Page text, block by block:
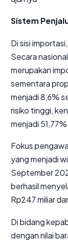
Sistem
Di sisi
Secara
merupakan
sementara
menjadi 8,6%
risiko tinggi,
menjadi 51,77%.
Fokus
yang menjadi
September
berhasil
Rp247 miliar
Di bidang
dengan nilai